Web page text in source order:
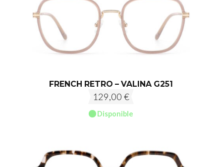
FRENCH RETRO – VALINA G251
129,00 €
Disponible